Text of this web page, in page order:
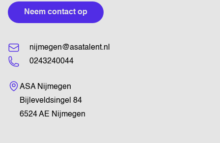
Neem contact op
nijmegen@asatalent.nl
0243240044
Bezoekadres
ASA Nijmegen
Bijleveldsingel 84
6524 AE Nijmegen